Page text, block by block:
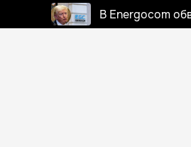
В Energocom